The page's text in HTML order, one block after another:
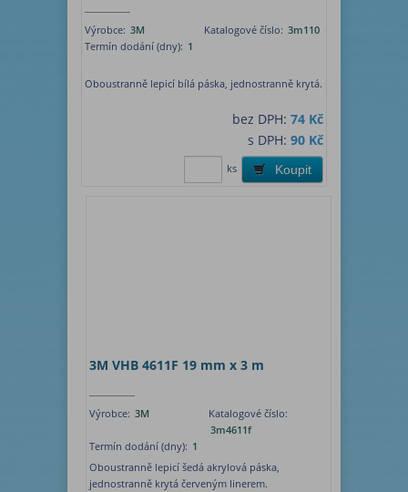
Výrobce: 3M Katalogové číslo: 3m110
Termín dodání (dny): 1
Oboustranně lepicí bílá páska, jednostranně krytá.
bez DPH: 74 Kč
s DPH: 90 Kč
Koupit
ks
3M VHB 4611F 19 mm x 3 m
Výrobce: 3M
Katalogové číslo:
3m4611f
Termín dodání (dny): 1
Oboustranně lepicí šedá akrylová páska,
jednostranně krytá červeným linerem.